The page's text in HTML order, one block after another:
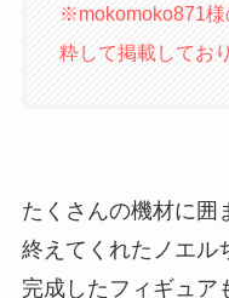
※mokomoko871様
粋して掲載してお
たくさんの機材に囲
終えてくれたノエル
完成したフィギュア